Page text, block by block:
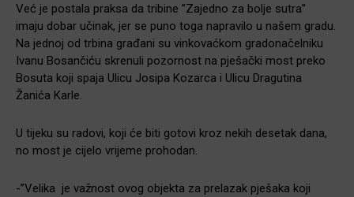
Već je postala praksa da tribine ”Zajedno za bolje sutra”
imaju dobar učinak, jer se puno toga napravilo u našem gradu.
Na jednoj od trbina građani su vinkovaćkom gradonačelniku
Ivanu Bosančiću skrenuli pozornost na pješački most preko
Bosuta koji spaja Ulicu Josipa Kozarca i Ulicu Dragutina
Žanića Karle.
U tijeku su radovi, koji će biti gotovi kroz nekih desetak dana,
no most je cijelo vrijeme prohodan.
-”Velika je važnost ovog objekta za prelazak pješaka koji